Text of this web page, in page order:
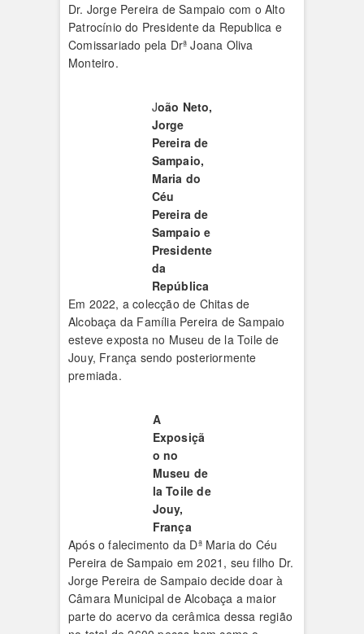
Dr. Jorge Pereira de Sampaio com o Alto
Patrocínio do Presidente da Republica e
Comissariado pela Drª Joana Oliva
Monteiro.
João Neto,
Jorge
Pereira de
Sampaio,
Maria do
Céu
Pereira de
Sampaio e
Presidente
da
República
Em 2022, a colecção de Chitas de
Alcobaça da Família Pereira de Sampaio
esteve exposta no Museu de la Toile de
Jouy, França sendo posteriormente
premiada.
A
Exposiçã
o no
Museu de
la Toile de
Jouy,
França
Após o falecimento da Dª Maria do Céu
Pereira de Sampaio em 2021, seu filho Dr.
Jorge Pereira de Sampaio decide doar à
Câmara Municipal de Alcobaça a maior
parte do acervo da cerâmica dessa região